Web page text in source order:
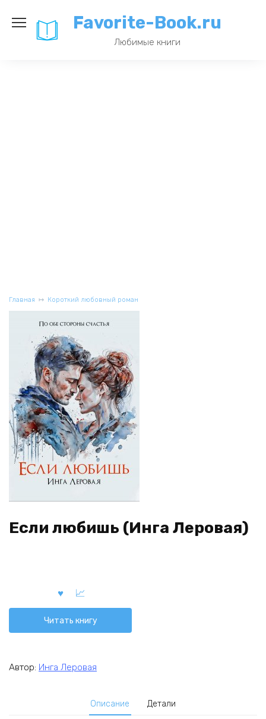
содержанию
Favorite-Book.ru
Любимые книги
Главная Короткий любовный роман
Если любишь (Инга Леровая)
Читать книгу
Автор: Инга Леровая
Описание Детали